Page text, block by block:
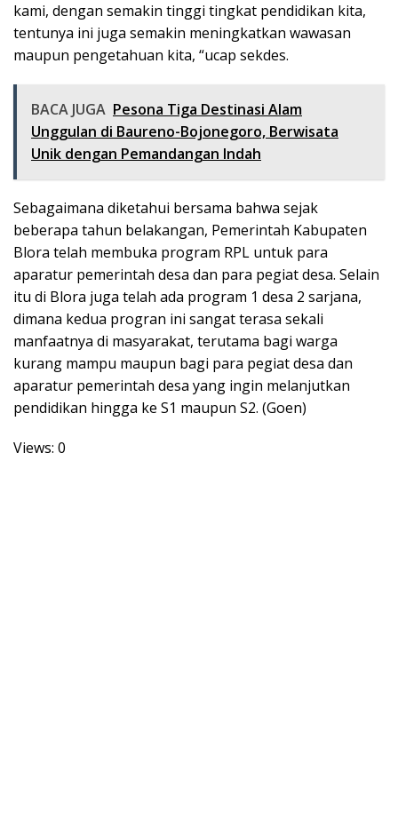
kami, dengan semakin tinggi tingkat pendidikan kita,
tentunya ini juga semakin meningkatkan wawasan
maupun pengetahuan kita, “ucap sekdes.
BACA JUGA Pesona Tiga Destinasi Alam
Unggulan di Baureno-Bojonegoro, Berwisata
Unik dengan Pemandangan Indah
Sebagaimana diketahui bersama bahwa sejak
beberapa tahun belakangan, Pemerintah Kabupaten
Blora telah membuka program RPL untuk para
aparatur pemerintah desa dan para pegiat desa. Selain
itu di Blora juga telah ada program 1 desa 2 sarjana,
dimana kedua progran ini sangat terasa sekali
manfaatnya di masyarakat, terutama bagi warga
kurang mampu maupun bagi para pegiat desa dan
aparatur pemerintah desa yang ingin melanjutkan
pendidikan hingga ke S1 maupun S2. (Goen)
Views: 0